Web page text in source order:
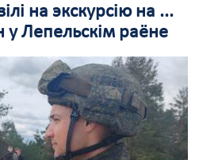
на экскурсію на ...
у Лепельскім раёне